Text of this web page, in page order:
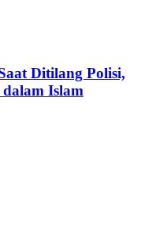
Ditilang Polisi,
Islam